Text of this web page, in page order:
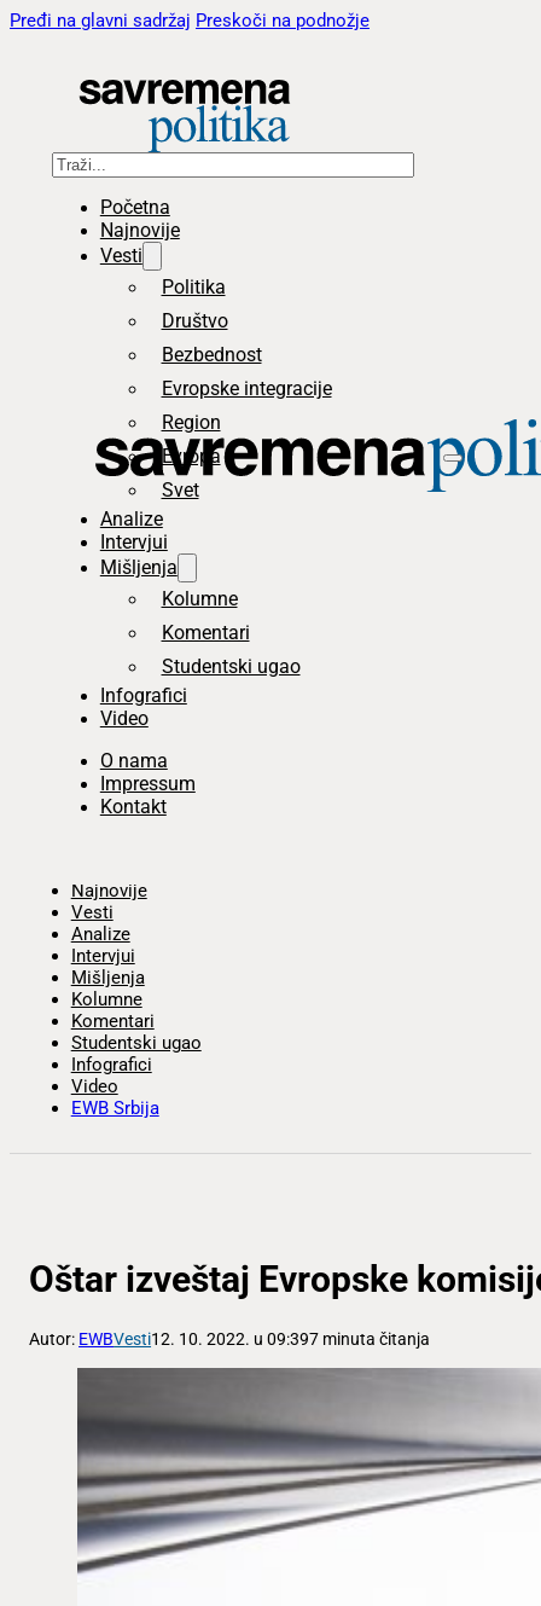
Pređi na glavni sadržaj Preskoči na podnožje
Pretraga
Početna
Najnovije
Vesti
Politika
Društvo
Bezbednost
Evropske integracije
Region
Evropa
Svet
Analize
Intervjui
Mišljenja
Kolumne
Komentari
Studentski ugao
Infografici
Video
O nama
Impressum
Kontakt
Najnovije
Vesti
Analize
Intervjui
Mišljenja
Kolumne
Komentari
Studentski ugao
Infografici
Video
EWB Srbija
Oštar izveštaj Evropske
Autor: EWBVesti12. 10. 2022. u 09:397 minuta čitanja